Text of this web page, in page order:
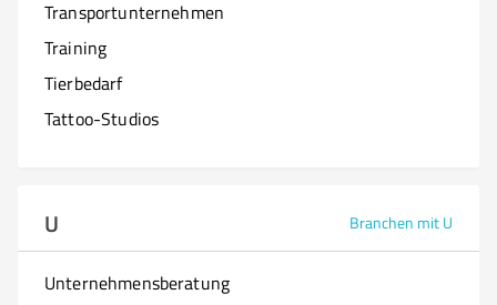
Transportunternehmen
Training
Tierbedarf
Tattoo-Studios
U Branchen mit U
Unternehmensberatung